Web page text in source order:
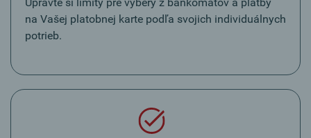
na Vašej platobnej karte podľa svojich individuálnych
potrieb.